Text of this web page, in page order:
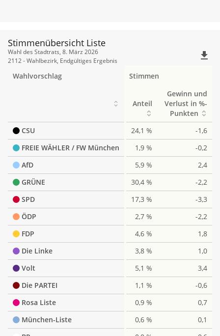
Stimmenübersicht Liste
Stimmenübersicht
Liste
Wahl des Stadtrats, 8. März 2026
2112 - Wahlbezirk, Endgültiges Ergebnis
file_download
Wahlvorschlag Stimmen
Anteil
Gewinn und
Verlust in %-
Punkten
CSU
24,1 %
-1,6
FREIE WÄHLER / FW München
1,9 %
-0,2
AfD
5,9 %
2,4
GRÜNE
30,4 %
-2,2
SPD
17,3 %
-3,3
ÖDP
2,7 %
-2,2
FDP
4,6 %
1,8
Die Linke
3,8 %
1,0
Volt
5,1 %
3,4
Die PARTEI
1,1 %
-0,6
Rosa Liste
0,9 %
0,7
München-Liste
0,6 %
0,1